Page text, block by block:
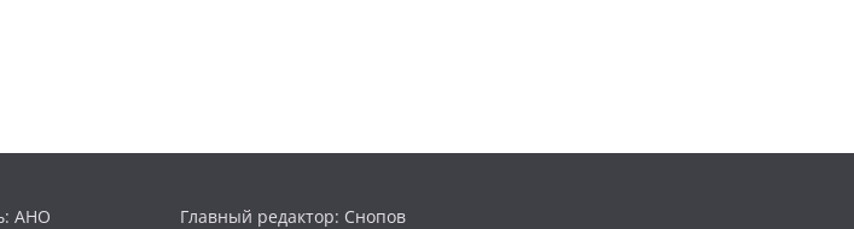
АНО
Главный редактор: Снопов